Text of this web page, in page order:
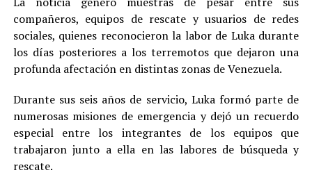
compañeros, equipos de rescate y usuarios de redes
sociales, quienes reconocieron la labor de Luka durante
los días posteriores a los terremotos que dejaron una
profunda afectación en distintas zonas de Venezuela.
Durante sus seis años de servicio, Luka formó parte de
numerosas misiones de emergencia y dejó un recuerdo
especial entre los integrantes de los equipos que
trabajaron junto a ella en las labores de búsqueda y
rescate.